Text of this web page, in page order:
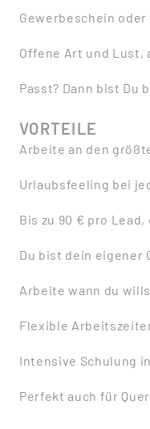
Gewerbeschein
Offene Art und Lust,
Passt? Dann bist Du
VORTEILE
Arbeite an den
Urlaubsfeeling bei
Bis zu 90 € pro
Du bist dein eigener
Arbeite wann du
Flexible
Intensive Schulung
Perfekt auch für